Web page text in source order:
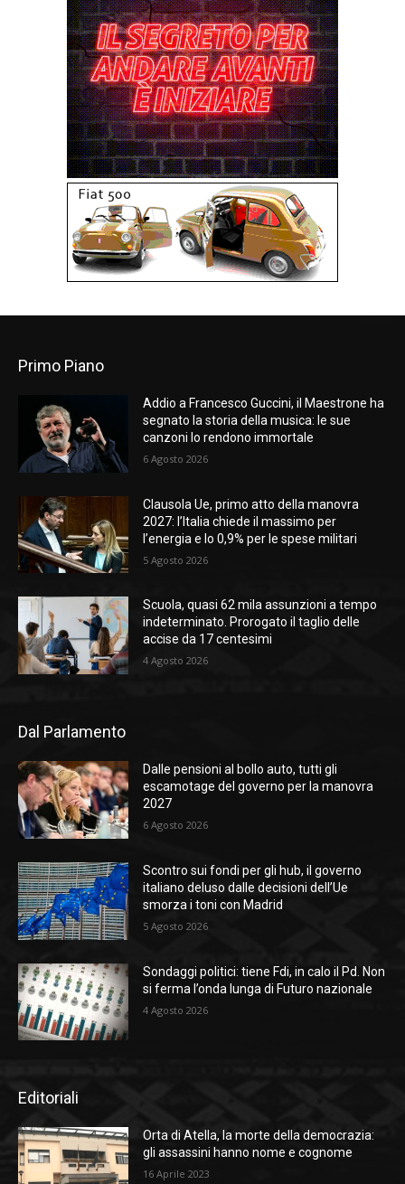
Primo Piano
Addio a Francesco Guccini, il Maestrone ha
segnato la storia della musica: le sue
canzoni lo rendono immortale
6 Agosto 2026
Clausola Ue, primo atto della manovra
2027: l’Italia chiede il massimo per
l’energia e lo 0,9% per le spese militari
5 Agosto 2026
Scuola, quasi 62 mila assunzioni a tempo
indeterminato. Prorogato il taglio delle
accise da 17 centesimi
4 Agosto 2026
Dal Parlamento
Dalle pensioni al bollo auto, tutti gli
escamotage del governo per la manovra
2027
6 Agosto 2026
Scontro sui fondi per gli hub, il governo
italiano deluso dalle decisioni dell’Ue
smorza i toni con Madrid
5 Agosto 2026
Sondaggi politici: tiene Fdi, in calo il Pd. Non
si ferma l’onda lunga di Futuro nazionale
4 Agosto 2026
Editoriali
Orta di Atella, la morte della democrazia:
gli assassini hanno nome e cognome
16 Aprile 2023